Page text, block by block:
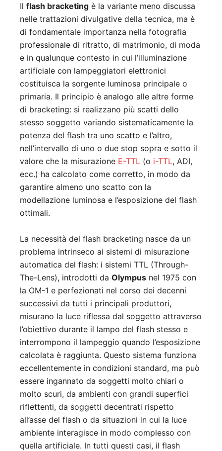
Il flash bracketing è la variante meno discussa
nelle trattazioni divulgative della tecnica, ma è
di fondamentale importanza nella fotografia
professionale di ritratto, di matrimonio, di moda
e in qualunque contesto in cui l’illuminazione
artificiale con lampeggiatori elettronici
costituisca la sorgente luminosa principale o
primaria. Il principio è analogo alle altre forme
di bracketing: si realizzano più scatti dello
stesso soggetto variando sistematicamente la
potenza del flash tra uno scatto e l’altro,
nell’intervallo di uno o due stop sopra e sotto il
valore che la misurazione E-TTL (o i-TTL, ADI,
ecc.) ha calcolato come corretto, in modo da
garantire almeno uno scatto con la
modellazione luminosa e l’esposizione del flash
ottimali.
La necessità del flash bracketing nasce da un
problema intrinseco ai sistemi di misurazione
automatica del flash: i sistemi TTL (Through-
The-Lens), introdotti da Olympus nel 1975 con
la OM-1 e perfezionati nel corso dei decenni
successivi da tutti i principali produttori,
misurano la luce riflessa dal soggetto attraverso
l’obiettivo durante il lampo del flash stesso e
interrompono il lampeggio quando l’esposizione
calcolata è raggiunta. Questo sistema funziona
eccellentemente in condizioni standard, ma può
essere ingannato da soggetti molto chiari o
molto scuri, da ambienti con grandi superfici
riflettenti, da soggetti decentrati rispetto
all’asse del flash o da situazioni in cui la luce
ambiente interagisce in modo complesso con
quella artificiale. In tutti questi casi, il flash